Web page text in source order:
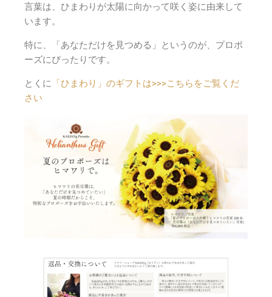
言葉は、ひまわりが太陽に向かって咲く姿に由来して
います。
特に、「あなただけを見つめる」というのが、プロポ
ーズにぴったりです。
とくに 「ひまわり」のギフトは>>>こちらをご覧くだ
さい